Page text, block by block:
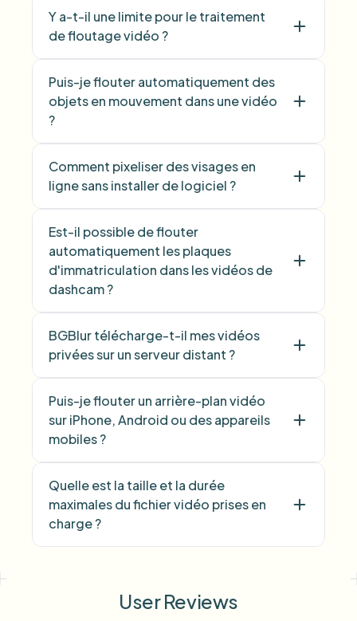
Y a-t-il une limite pour le traitement
de floutage vidéo ?
Puis-je flouter automatiquement des
objets en mouvement dans une vidéo
?
Comment pixeliser des visages en
ligne sans installer de logiciel ?
Est-il possible de flouter
automatiquement les plaques
d'immatriculation dans les vidéos de
dashcam ?
BGBlur télécharge-t-il mes vidéos
privées sur un serveur distant ?
Puis-je flouter un arrière-plan vidéo
sur iPhone, Android ou des appareils
mobiles ?
Quelle est la taille et la durée
maximales du fichier vidéo prises en
charge ?
User Reviews